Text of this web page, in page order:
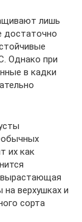
лишь
достаточно
Однако при
в кадки
их как
вырастающая
верхушках и
сорта